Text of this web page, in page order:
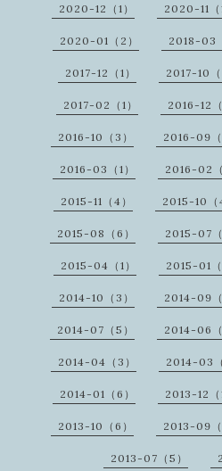
2020-12（1） 2020-11（1
2020-01（2） 2018-03
2017-12（1） 2017-10（
2017-02（1） 2016-12（
2016-10（3） 2016-09（
2016-03（1） 2016-02（
2015-11（4） 2015-10（
2015-08（6） 2015-07（
2015-04（1） 2015-01（
2014-10（3） 2014-09（
2014-07（5） 2014-06（
2014-04（3） 2014-03（
2014-01（6） 2013-12（
2013-10（6） 2013-09（
2013-07（5）